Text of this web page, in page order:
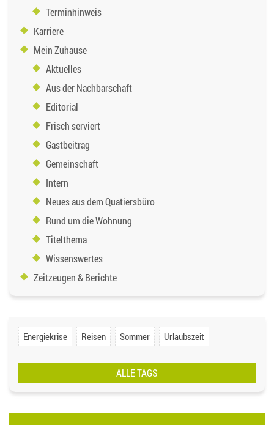
Terminhinweis
Karriere
Mein Zuhause
Aktuelles
Aus der Nachbarschaft
Editorial
Frisch serviert
Gastbeitrag
Gemeinschaft
Intern
Neues aus dem Quatiersbüro
Rund um die Wohnung
Titelthema
Wissenswertes
Zeitzeugen & Berichte
Energiekrise Reisen Sommer Urlaubszeit
ALLE TAGS